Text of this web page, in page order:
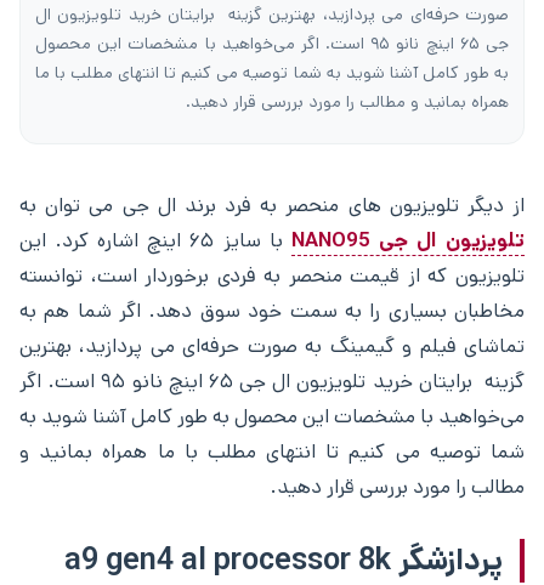
صورت حرفه‌ای می پردازید، بهترین گزینه برایتان خرید تلویزیون ال
جی ۶۵ اینچ نانو ۹۵ است. اگر می‌خواهید با مشخصات این محصول
به طور کامل آشنا شوید به شما توصیه می کنیم تا انتهای مطلب با ما
همراه بمانید و مطالب را مورد بررسی قرار دهید.
از دیگر تلویزیون های منحصر به فرد برند ال جی می توان به
تلویزیون ال جی NANO95
با سایز ۶۵ اینچ اشاره کرد. این
تلویزیون که از قیمت منحصر به فردی برخوردار است، توانسته
مخاطبان بسیاری را به سمت خود سوق دهد. اگر شما هم به
تماشای فیلم و گیمینگ به صورت حرفه‌ای می پردازید، بهترین
گزینه برایتان خرید تلویزیون ال جی ۶۵ اینچ نانو ۹۵ است. اگر
می‌خواهید با مشخصات این محصول به طور کامل آشنا شوید به
شما توصیه می کنیم تا انتهای مطلب با ما همراه بمانید و
مطالب را مورد بررسی قرار دهید.
پردازشگر a9 gen4 al processor 8k